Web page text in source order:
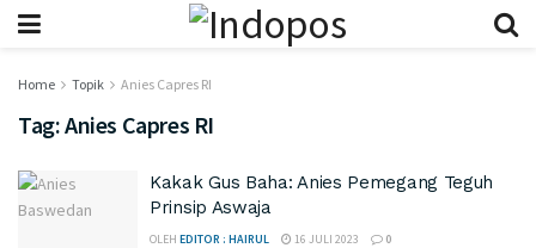
Home Topik Anies Capres RI
Tag:Anies Capres RI
Kakak Gus Baha: Anies Pemegang Teguh
Prinsip Aswaja
OLEH EDITOR : HAIRUL 16 JULI 2023 0